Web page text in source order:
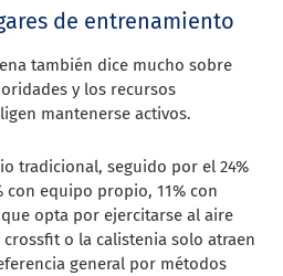
de entrenamiento
también dice mucho sobre
y los recursos
mantenerse activos.
tradicional, seguido por el 24%
con equipo propio, 11% con
opta por ejercitarse al aire
o la calistenia solo atraen
general por métodos